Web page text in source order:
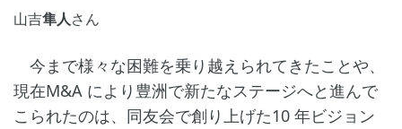
山吉隼人さん
今まで様々な困難を乗り越えられてきたことや、
現在M&A により豊洲で新たなステージへと進んで
こられたのは、同友会で創り上げた10 年ビジョン